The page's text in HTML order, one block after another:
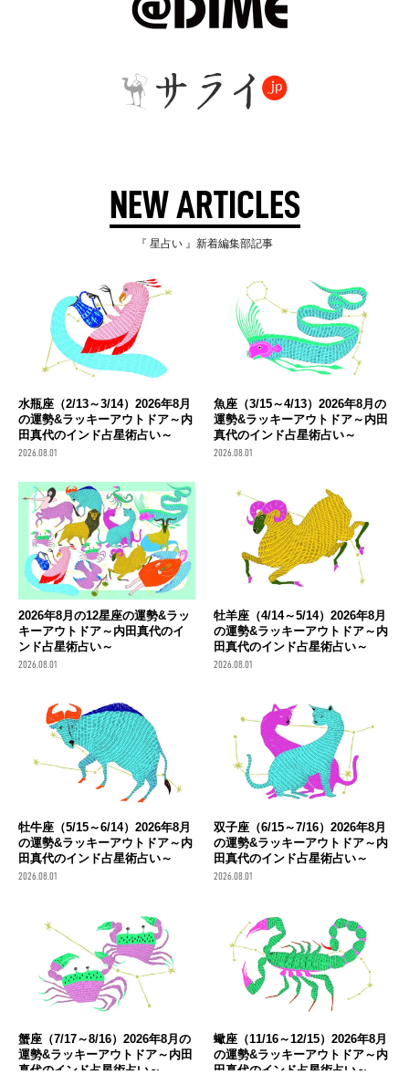
NEW ARTICLES
『 星占い 』新着編集部記事
水瓶座（2/13～3/14）2026年8月
の運勢&ラッキーアウトドア～内
田真代のインド占星術占い～
2026.08.01
魚座（3/15～4/13）2026年8月の
運勢&ラッキーアウトドア～内田
真代のインド占星術占い～
2026.08.01
2026年8月の12星座の運勢&ラッ
キーアウトドア～内田真代のイ
ンド占星術占い～
2026.08.01
牡羊座（4/14～5/14）2026年8月
の運勢&ラッキーアウトドア～内
田真代のインド占星術占い～
2026.08.01
牡牛座（5/15～6/14）2026年8月
の運勢&ラッキーアウトドア～内
田真代のインド占星術占い～
2026.08.01
双子座（6/15～7/16）2026年8月
の運勢&ラッキーアウトドア～内
田真代のインド占星術占い～
2026.08.01
蟹座（7/17～8/16）2026年8月の
運勢&ラッキーアウトドア～内田
真代のインド占星術占い～
蠍座（11/16～12/15）2026年8月
の運勢&ラッキーアウトドア～内
田真代のインド占星術占い～